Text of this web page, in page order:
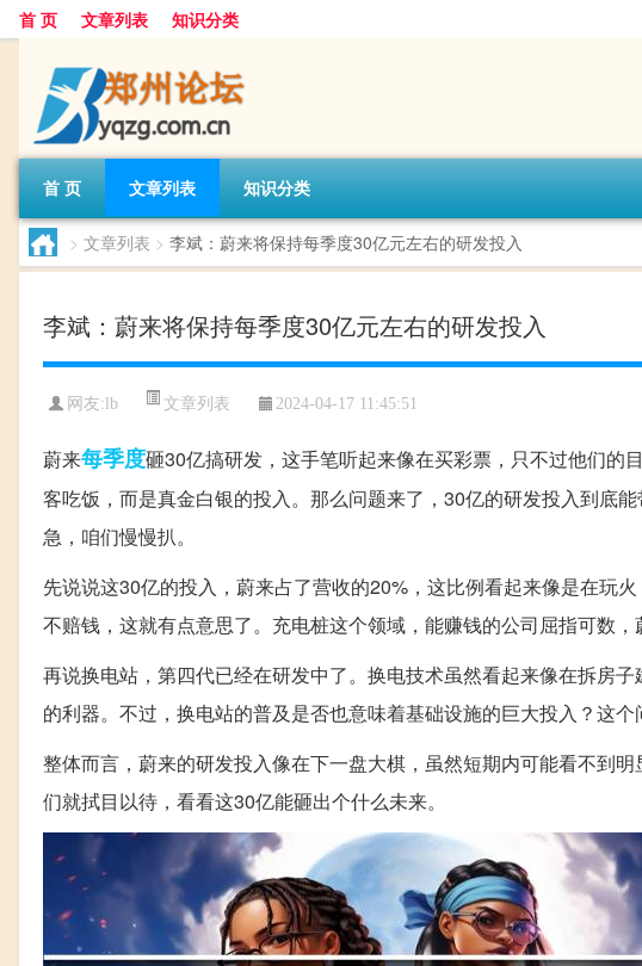
首 页 文章列表 知识分类
首 页 文章列表 知识分类
> 文章列表 > 李斌：蔚来将保持每季度30亿元左右的研发投入
李斌：蔚来将保持每季度30亿元左右的研发投入
网友:lb 文章列表 2024-04-17 11:45:51
蔚来每季度砸30亿搞研发，这手笔听起来像在买彩票，只不过他们的
客吃饭，而是真金白银的投入。那么问题来了，30亿的研发投入到底
急，咱们慢慢扒。
先说说这30亿的投入，蔚来占了营收的20%，这比例看起来像是在玩
不赔钱，这就有点意思了。充电桩这个领域，能赚钱的公司屈指可数
再说换电站，第四代已经在研发中了。换电技术虽然看起来像在拆房
的利器。不过，换电站的普及是否也意味着基础设施的巨大投入？这个
整体而言，蔚来的研发投入像在下一盘大棋，虽然短期内可能看不到
们就拭目以待，看看这30亿能砸出个什么未来。